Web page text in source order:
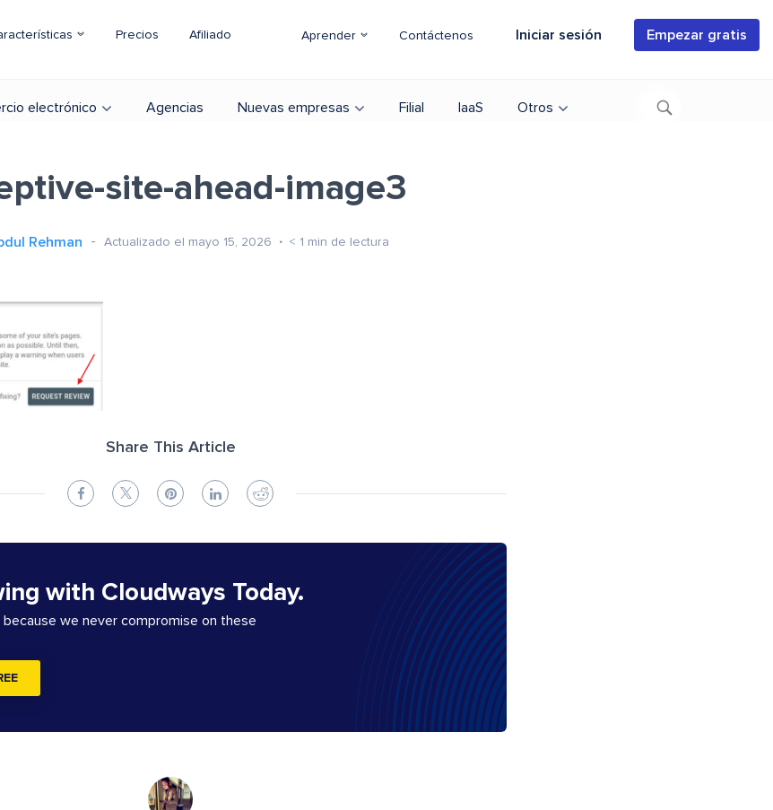
Precios Afiliado Aprender Contáctenos Iniciar sesión Empezar gratis
electrónico Agencias Nuevas empresas Filial IaaS Otros
site-ahead-image3
Rehman Actualizado el mayo 15, 2026 < 1 min de lectura
Share This Article
with Cloudways Today.
because we never compromise on these